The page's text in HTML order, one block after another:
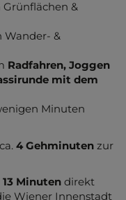
&
Wander- &
Radfahren, Joggen
mit dem
Minuten
4 Gehminuten zur
13 Minuten direkt
Wiener Innenstadt